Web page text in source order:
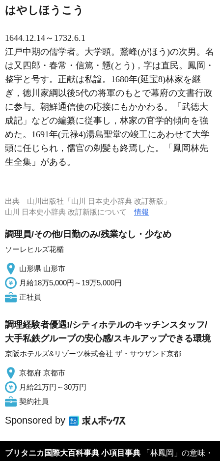
はやしほうこう
1644.12.14～1732.6.1
江戸中期の儒学者。大学頭。鵞峰(がほう)の次男。名
は又四郎・春常・信篤・戇(とう)，字は直民。鳳岡・
整宇と号す。正献は私諡。1680年(延宝8)林家を継
ぎ，徳川家綱以後5代の将軍のもとで幕府の文書行政
に参与。朝鮮通信使の応接にもかかわる。「武徳大
成記」などの編纂に従事し，林家の官学的傾向を強
めた。1691年(元禄4)湯島聖堂の竣工にあわせて大学
頭に任じられ，儒官の剃髪も終焉した。「鳳岡林先
生全集」がある。
出典 山川出版社「山川 日本史小辞典 改訂新版」
山川 日本史小辞典 改訂新版について情報
調理員/その他/日勤のみ/残業なし・少なめ
ソーレヒルズ花楯
山形県 山形市
月給18万5,000円～19万5,000円
正社員
調理経験者優遇!/シティホテルのキッチンスタッフ/
大手私鉄グループの安心感/スキルアップできる環境
京阪ホテルズ&リゾーツ株式会社 ザ・サウザンド京都
京都府 京都市
月給21万円～30万円
契約社員
Sponsored by
ブリタニカ国際大百科事典 小項目事典